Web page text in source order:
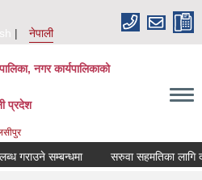
नेपाली
नगर कार्यपालिकाको
प्रदेश
सम्बन्धमा सरुवा सहमतिका लागि